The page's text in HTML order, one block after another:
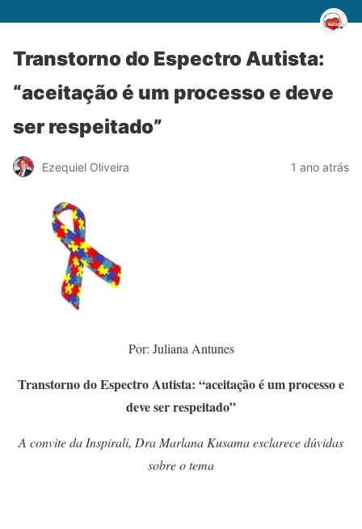
Transtorno do Espectro Autista:
“aceitação é um processo e deve
ser respeitado”
Ezequiel Oliveira 1 ano atrás
Por: Juliana Antunes
Transtorno do Espectro Autista: “aceitação é um processo e
deve ser respeitado”
A convite da Inspirali, Dra Marlana Kusama esclarece dúvidas
sobre o tema